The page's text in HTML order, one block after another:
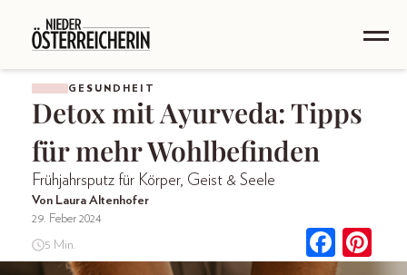
GESUNDHEIT
Detox mit Ayurveda: Tipps
für mehr Wohlbefinden
Frühjahrsputz für Körper, Geist & Seele
Von Laura Altenhofer
29. Feber 2024
5 Min.